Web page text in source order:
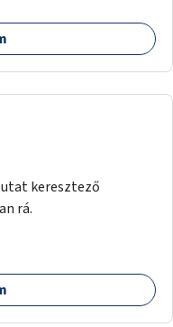
program a közvetlen
gazdálkodásba is
keresztező
rá.